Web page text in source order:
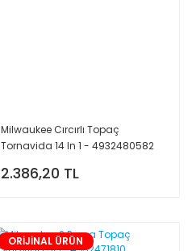
Milwaukee Cırcırlı Topaç
Tornavida 14 In 1 - 4932480582
2.386,20 TL
ORİJİNAL ÜRÜN